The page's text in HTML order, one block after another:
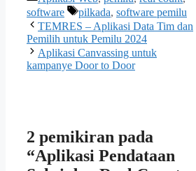
software
Tag
pilkada, software pemilu
TEMRES – Aplikasi Data Tim dan
Pemilih untuk Pemilu 2024
Aplikasi Canvassing untuk
kampanye Door to Door
2 pemikiran pada
“Aplikasi Pendataan